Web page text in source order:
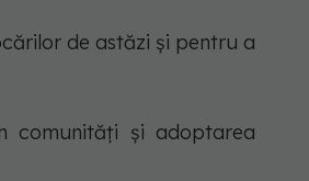
de astăzi și pentru a
comunități și adoptarea